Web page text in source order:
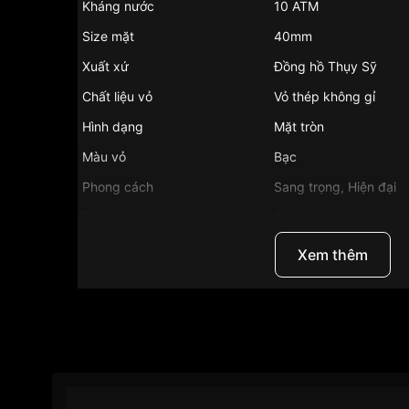
Kháng nước
10 ATM
Size mặt
40mm
Xuất xứ
Đồng hồ Thụy Sỹ
Chất liệu vỏ
Vỏ thép không gỉ
Hình dạng
Mặt tròn
Màu vỏ
Bạc
Phong cách
Sang trọng, Hiện đại
11.5mm
Mặt trắng
Xem thêm